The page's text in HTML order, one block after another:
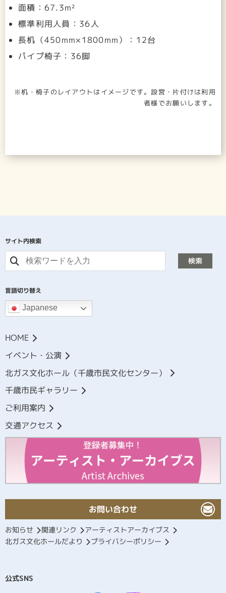
面積：67.3m²
標準利用人員：36人
長机（450mm×1800mm）：12台
パイプ椅子：36脚
※机・椅子のレイアウトはイメージです。設営・片付けは利用
者様でお願いします。
サイト内検索
検索
言語切り替え
Japanese
HOME
イベント・公演
北ガス文化ホール（千歳市民文化センター）
千歳市民ギャラリー
ご利用案内
交通アクセス
お問い合わせ
お知らせ 関連リンク
アーティストアーカイブス
北ガス文化ホールだより
プライバシーポリシー
公式SNS